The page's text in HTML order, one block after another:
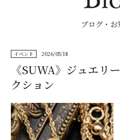
イベント 2026/05/18
《SUWA》ジュエリ
クション